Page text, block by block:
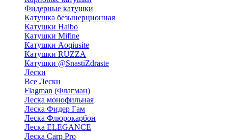
Фидерные катушки
Катушка безынерционная
Катушки Haibo
Катушки Mifine
Катушки Aoqiusite
Катушки RUZZA
Катушки @SnastiZdraste
Лески
Все Лески
Flagman (Флагман)
Леска монофильная
Леска Фидер Гам
Леска Флюрокарбон
Леска ELEGANCE
Леска Carp Pro